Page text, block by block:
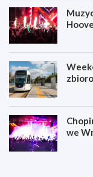
we
W
M